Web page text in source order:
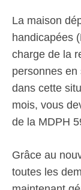
La maison
handicapées
charge de la
personnes
dans cette
mois, vous
de la MDPH
Grâce au
toutes les